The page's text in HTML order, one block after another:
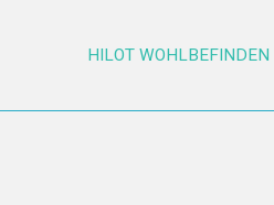
HILOT WOHLBEFINDEN